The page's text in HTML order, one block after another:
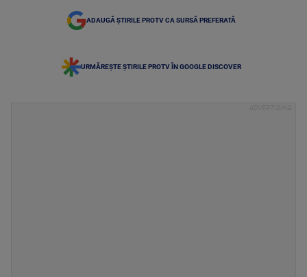
ADAUGĂ ȘTIRILE PROTV CA SURSĂ PREFERATĂ
URMĂREȘTE ȘTIRILE PROTV ÎN GOOGLE DISCOVER